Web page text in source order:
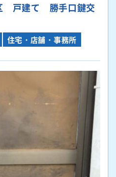
戸建て 勝手口鍵交
住宅・店舗・事務所